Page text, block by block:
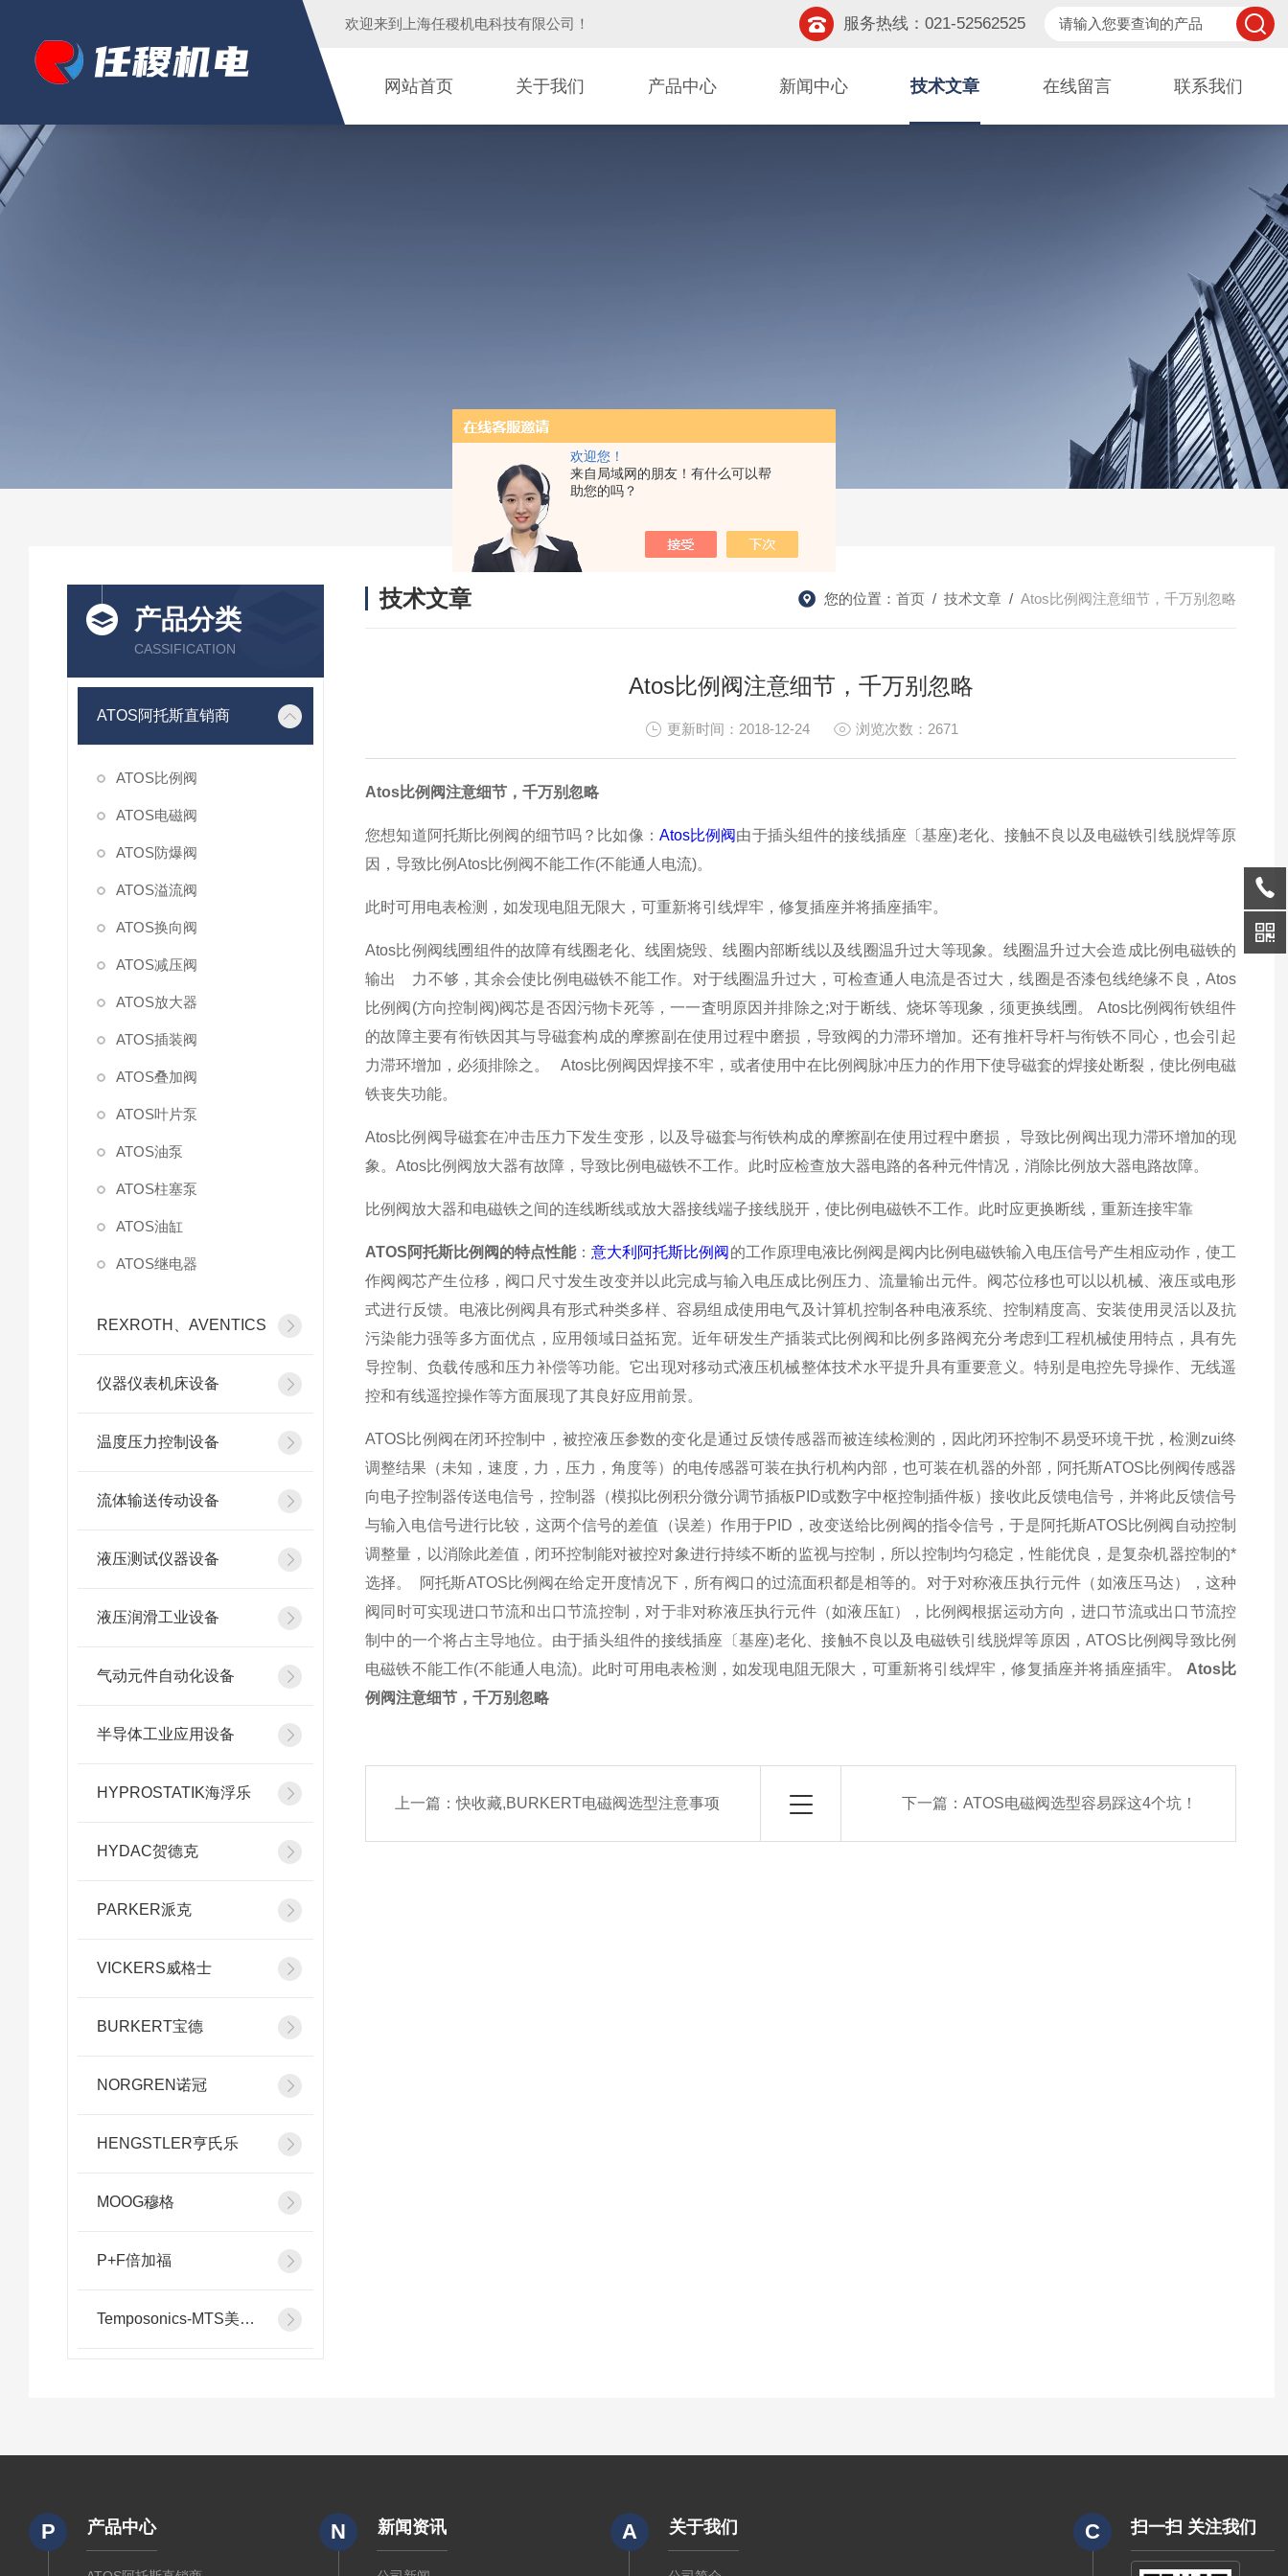
欢迎您！
来自局域网的朋友！有什么可以帮
助您的吗？
欢迎来到 上海任稷机电科技有限公司 ！ 服务热线：021-52562525
网站首页 关于我们 产品中心 新闻中心 技术文章 在线留言 联系我们
产品分类
CASSIFICATION
ATOS阿托斯直销商
ATOS比例阀
ATOS电磁阀
ATOS防爆阀
ATOS溢流阀
ATOS换向阀
ATOS减压阀
ATOS放大器
ATOS插装阀
ATOS叠加阀
ATOS叶片泵
ATOS油泵
ATOS柱塞泵
ATOS油缸
ATOS继电器
REXROTH、AVENTICS
仪器仪表机床设备
温度压力控制设备
流体输送传动设备
液压测试仪器设备
液压润滑工业设备
气动元件自动化设备
半导体工业应用设备
HYPROSTATIK海浮乐
HYDAC贺德克
PARKER派克
VICKERS威格士
BURKERT宝德
NORGREN诺冠
HENGSTLER亨氏乐
MOOG穆格
P+F倍加福
Temposonics-MTS美斯特
技术文章 您的位置： 首页 / 技术文章 / Atos比例阀注意细节，千万别忽略
Atos比例阀注意细节，千万别忽略
更新时间：2018-12-24 浏览次数：2671
Atos比例阀注意细节，千万别忽略
您想知道阿托斯比例阀的细节吗？比如像： Atos比例阀由于插头组件的接线插座〔基座)老化、接触不良以及电磁铁引线脱焊等原
因，导致比例Atos比例阀不能工作(不能通人电流)。
此时可用电表检测，如发现电阻无限大，可重新将引线焊牢，修复插座并将插座插牢。
Atos比例阀线圑组件的故障有线圈老化、线圉烧毁、线圈内部断线以及线圈温升过大等现象。线圈温升过大会造成比例电磁铁的
输出 力不够，其余会使比例电磁铁不能工作。对于线圈温升过大，可检查通人电流是否过大，线圈是否漆包线绝缘不良，Atos
比例阀(方向控制阀)阀芯是否因污物卡死等，一一査明原因并排除之;对于断线、烧坏等现象，须更换线圑。 Atos比例阀衔铁组件
的故障主要有衔铁因其与导磁套构成的摩擦副在使用过程中磨损，导致阀的力滞环增加。还有推杆导杆与衔铁不同心，也会引起
力滞环增加，必须排除之。 Atos比例阀因焊接不牢，或者使用中在比例阀脉冲压力的作用下使导磁套的焊接处断裂，使比例电磁
铁丧失功能。
Atos比例阀导磁套在冲击压力下发生变形，以及导磁套与衔铁构成的摩擦副在使用过程中磨损， 导致比例阀出现力滞环增加的现
象。Atos比例阀放大器有故障，导致比例电磁铁不工作。此时应检查放大器电路的各种元件情况，消除比例放大器电路故障。
比例阀放大器和电磁铁之间的连线断线或放大器接线端子接线脱开，使比例电磁铁不工作。此时应更换断线，重新连接牢靠
ATOS阿托斯比例阀的特点性能：意大利阿托斯比例阀 的工作原理电液比例阀是阀内比例电磁铁输入电压信号产生相应动作，使工
作阀阀芯产生位移，阀口尺寸发生改变并以此完成与输入电压成比例压力、流量输出元件。阀芯位移也可以以机械、液压或电形
式进行反馈。电液比例阀具有形式种类多样、容易组成使用电气及计算机控制各种电液系统、控制精度高、安装使用灵活以及抗
污染能力强等多方面优点，应用领域日益拓宽。近年研发生产插装式比例阀和比例多路阀充分考虑到工程机械使用特点，具有先
导控制、负载传感和压力补偿等功能。它出现对移动式液压机械整体技术水平提升具有重要意义。特别是电控先导操作、无线遥
控和有线遥控操作等方面展现了其良好应用前景。
ATOS比例阀在闭环控制中，被控液压参数的变化是通过反馈传感器而被连续检测的，因此闭环控制不易受环境干扰，检测zui终
调整结果（未知，速度，力，压力，角度等）的电传感器可装在执行机构内部，也可装在机器的外部，阿托斯ATOS比例阀传感器
向电子控制器传送电信号，控制器（模拟比例积分微分调节插板PID或数字中枢控制插件板）接收此反馈电信号，并将此反馈信号
与输入电信号进行比较，这两个信号的差值（误差）作用于PID，改变送给比例阀的指令信号，于是阿托斯ATOS比例阀自动控制
调整量，以消除此差值，闭环控制能对被控对象进行持续不断的监视与控制，所以控制均匀稳定，性能优良，是复杂机器控制的*
选择。 阿托斯ATOS比例阀在给定开度情况下，所有阀口的过流面积都是相等的。对于对称液压执行元件（如液压马达），这种
阀同时可实现进口节流和出口节流控制，对于非对称液压执行元件（如液压缸），比例阀根据运动方向，进口节流或出口节流控
制中的一个将占主导地位。由于插头组件的接线插座〔基座)老化、接触不良以及电磁铁引线脱焊等原因，ATOS比例阀导致比例
电磁铁不能工作(不能通人电流)。此时可用电表检测，如发现电阻无限大，可重新将引线焊牢，修复插座并将插座插牢。 Atos比
例阀注意细节，千万别忽略
上一篇：快收藏,BURKERT电磁阀选型注意事项 下一篇： ATOS电磁阀选型容易踩这4个坑！
P 产品中心 N 新闻资讯 A 关于我们 C 扫一扫 关注我们